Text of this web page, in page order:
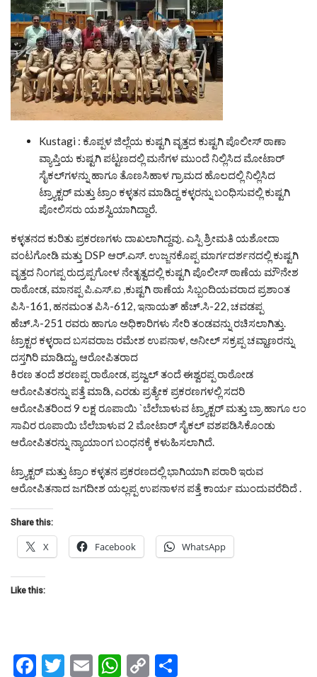
Kustagi : ಕೊಪ್ಪಳ ಜಿಲ್ಲೆಯ ಕುಷ್ಟಗಿ ವೃತ್ತದ ಕುಷ್ಟಗಿ ಪೊಲೀಸ್ ಠಾಣಾ
ವ್ಯಾಪ್ತಿಯ ಕುಷ್ಟಗಿ ಪಟ್ಟಣದಲ್ಲಿ ಮನೆಗಳ ಮುಂದೆ ನಿಲ್ಲಿಸಿದ ಮೋಟಾರ್
ಸೈಕಲ್‌ಗಳನ್ನು ಹಾಗೂ ತೊಣಸಿಹಾಳ ಗ್ರಾಮದ ಹೊಲದಲ್ಲಿ ನಿಲ್ಲಿಸಿದ
ಟ್ರ್ಯಾಕ್ಟರ್ ಮತ್ತು ಟ್ರಾಂ ಕಳ್ಳತನ ಮಾಡಿದ್ದ ಕಳ್ಳರನ್ನು ಬಂಧಿಸುವಲ್ಲಿ ಕುಷ್ಟಗಿ
ಪೋಲಿಸರು ಯಶಸ್ವಿಯಾಗಿದ್ದಾರೆ.
ಕಳ್ಳತನದ ಕುರಿತು ಪ್ರಕರಣಗಳು ದಾಖಲಾಗಿದ್ದವು. ಎಸ್ಪಿ ಶ್ರೀಮತಿ ಯಶೋದಾ
ವಂಟಗೋಡಿ ಮತ್ತು DSP ಆರ್.ಎಸ್. ಉಜ್ಜನಕೊಪ್ಪ ಮಾರ್ಗದರ್ಶನದಲ್ಲಿ ಕುಷ್ಟಗಿ
ವೃತ್ತದ ನಿಂಗಪ್ಪ ರುದ್ರಪ್ಪಗೋಳ ನೇತೃತ್ವದಲ್ಲಿ ಕುಷ್ಟಗಿ ಪೊಲೀಸ್ ಠಾಣೆಯ ಮೌನೇಶ
ರಾಠೋಡ, ಮಾನಪ್ಪ ಪಿ.ಎಸ್.ಐ ,ಕುಷ್ಟಗಿ ಠಾಣೆಯ ಸಿಬ್ಬಂದಿಯವರಾದ ಪ್ರಶಾಂತ
ಪಿಸಿ-161, ಹನಮಂತ ಪಿಸಿ-612, ಇನಾಯತ್ ಹೆಚ್.ಸಿ-22, ಚವಡಪ್ಪ
ಹೆಚ್.ಸಿ-251 ರವರು ಹಾಗೂ ಅಧಿಕಾರಿಗಳು ಸೇರಿ ತಂಡವನ್ನು ರಚಿಸಲಾಗಿತ್ತು‌.
ಟ್ರಾಕ್ಟರ ಕಳ್ಳರಾದ ಬಸವರಾಜ ರಮೇಶ ಉಪನಾಳ, ಅನೀಲ್ ಸಕ್ರಪ್ಪ ಚವ್ಹಾಣರನ್ನು
ದಸ್ತಗಿರಿ ಮಾಡಿದ್ದು, ಆರೋಪಿತರಾದ
ಕಿರಣ ತಂದೆ ಶರಣಪ್ಪ ರಾಠೋಡ, ಪ್ರಜ್ವಲ್ ತಂದೆ ಈಶ್ವರಪ್ಪ ರಾಠೋಡ
ಆರೋಪಿತರನ್ನು ಪತ್ತೆ ಮಾಡಿ, ಎರಡು ಪ್ರತ್ಯೇಕ ಪ್ರಕರಣಗಳಲ್ಲಿ ಸದರಿ
ಆರೋಪಿತರಿಂದ 9 ಲಕ್ಷ ರೂಪಾಯಿ `ಬೆಲೆಬಾಳುವ ಟ್ರ್ಯಾಕ್ಟರ್ ಮತ್ತು ಬ್ರಾ ಹಾಗೂ ೮೦
ಸಾವಿರ ರೂಪಾಯಿ ಬೆಲೆಬಾಳುವ 2 ಮೋಟಾರ್ ಸೈಕಲ್ ವಶಪಡಿಸಿಕೊಂಡು
ಆರೋಪಿತರನ್ನು ನ್ಯಾಯಾಂಗ ಬಂಧನಕ್ಕೆ ಕಳುಹಿಸಲಾಗಿದೆ.
ಟ್ರ್ಯಾಕ್ಟರ್ ಮತ್ತು ಟ್ರಾಂ ಕಳ್ಳತನ ಪ್ರಕರಣದಲ್ಲಿ ಭಾಗಿಯಾಗಿ ಪರಾರಿ ಇರುವ
ಆರೋಪಿತನಾದ ಜಗದೀಶ ಯಲ್ಲಪ್ಪ ಉಪನಾಳನ ಪತ್ತೆ ಕಾರ್ಯ ಮುಂದುವರೆದಿದೆ‌ .
Share this:
X Facebook WhatsApp
Like this:
Facebook
Twitter
EmailWhatsApp
Copy